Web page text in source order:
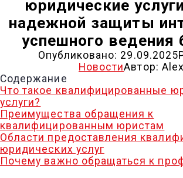
юридические
надежной защиты
успешного ведения
Опубликовано: 29.09.2025
НовостиАвтор: Alex
Содержание
Что такое квалифицированные
услуги?
Преимущества обращения к
квалифицированным юристам
Области предоставления
юридических услуг
Почему важно обращаться к